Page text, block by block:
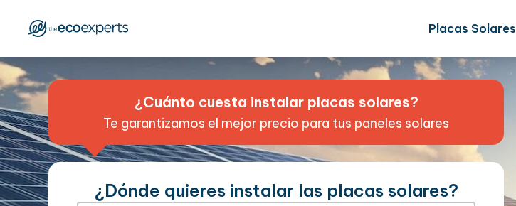
Placas Solares
¿Cuánto cuesta instalar placas solares?
Te garantizamos el mejor precio para tus paneles solares
¿Dónde quieres instalar las placas solares?